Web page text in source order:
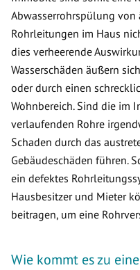
Abwasserrohrspülung von
Rohrleitungen im Haus
dies verheerende
Wasserschäden äußern
oder durch einen
Wohnbereich. Sind die im
verlaufenden Rohre
Schaden durch das
Gebäudeschäden führen.
ein defektes
Hausbesitzer und Mieter
beitragen, um eine
Wie kommt es zu